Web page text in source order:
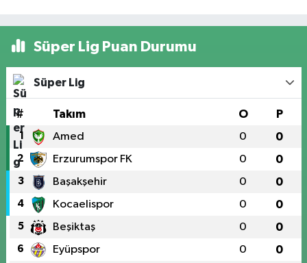
Süper Lig Puan Durumu
Süper Lig
# Takım O P
1 Amed 0 0
2 Erzurumspor FK 0 0
3 Başakşehir 0 0
4 Kocaelispor 0 0
5 Beşiktaş 0 0
6 Eyüpspor 0 0